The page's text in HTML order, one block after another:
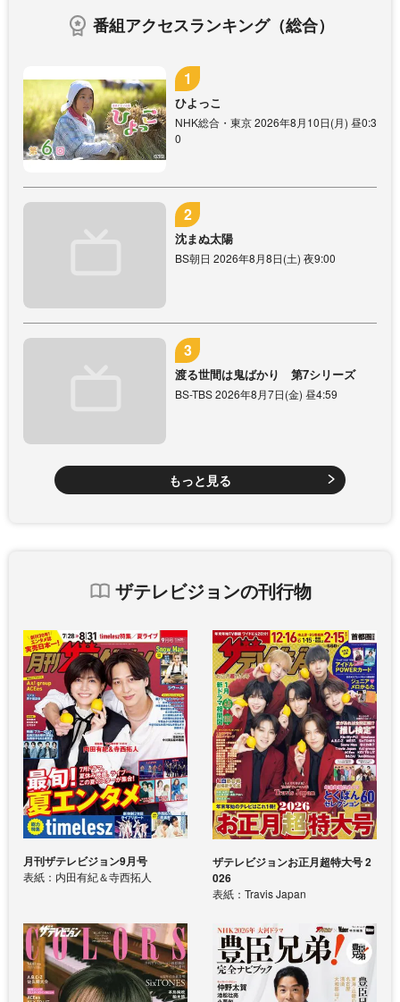
番組アクセスランキング（総合）
ひよっこ
NHK総合・東京 2026年8月10日(月) 昼0:3
0
沈まぬ太陽
BS朝日 2026年8月8日(土) 夜9:00
渡る世間は鬼ばかり 第7シリーズ
BS-TBS 2026年8月7日(金) 昼4:59
もっと見る
ザテレビジョンの刊行物
月刊ザテレビジョン9月号
表紙：内田有紀＆寺西拓人
ザテレビジョンお正月超特大号 2
026
表紙：Travis Japan